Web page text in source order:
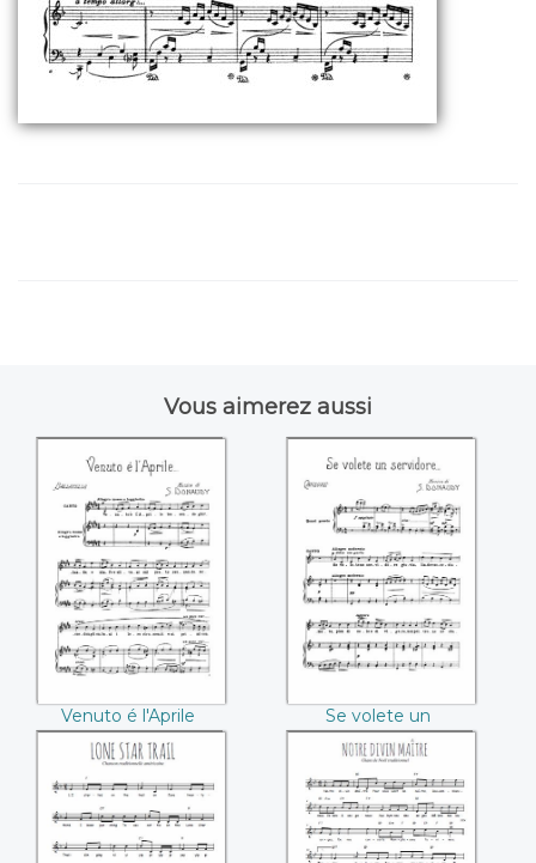
Vous aimerez aussi
Venuto é l'Aprile
((Stefano
Donaudy))
Venuto é l'Aprile
(Stefano Donaudy)
Se volete un
servidore ((Stefano
Donaudy))
Se volete un
servidore (Stefano
Donaudy)
Lone Star Trail Notre Divin Maître